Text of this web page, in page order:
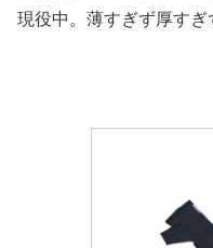
現役中。薄すぎず厚すぎ